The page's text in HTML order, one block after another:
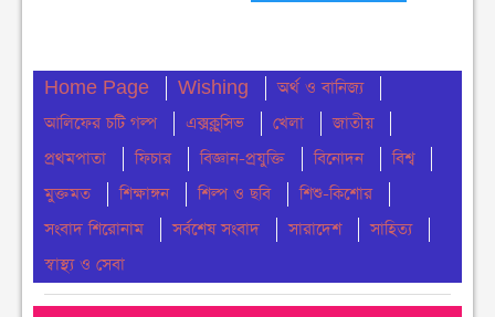
ঢাকা কলেজে ছাত্রদল-শিবিরের সংঘর্ষ
মঙ্গলবার ● ৪ আগস্ট ২০২৬
নোয়াখালীতে সি এন জি পাম্প গুলোতে গ্যাস সংকট
মঙ্গলবার ● ৪ আগস্ট ২০২৬
চার মাস ধরে ইউএনও নেই মধ্যনগরে, ভোগান্তিতে
সেবাপ্রত্যাশীরা
মঙ্গলবার ● ৪ আগস্ট ২০২৬
Home Page Wishing
অর্থ ও বানিজ্য
আলিফের চটি গল্প
এক্সক্লুসিভ খেলা
জাতীয়
প্রথমপাতা
ফিচার বিজ্ঞান-প্রযুক্তি বিনোদন
বিশ্ব
মুক্তমত
শিক্ষাঙ্গন শিল্প ও ছবি
শিশু-কিশোর
সংবাদ শিরোনাম
সর্বশেষ সংবাদ সারাদেশ
সাহিত্য
স্বাস্থ্য ও সেবা